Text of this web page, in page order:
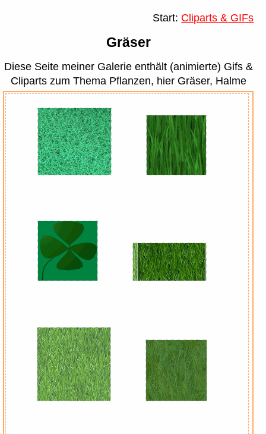
Start: Cliparts & GIFs
Gräser
Diese Seite meiner Galerie enthält (animierte) Gifs &
Cliparts zum Thema Pflanzen, hier Gräser, Halme